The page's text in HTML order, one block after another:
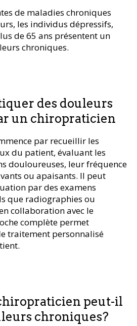
de maladies chroniques
les individus dépressifs,
de 65 ans présentent un
chroniques.
des douleurs
un chiropraticien
par recueillir les
du patient, évaluant les
douloureuses, leur fréquence
ou apaisants. Il peut
par des examens
que radiographies ou
collaboration avec le
complète permet
traitement personnalisé
peut-il
chroniques?